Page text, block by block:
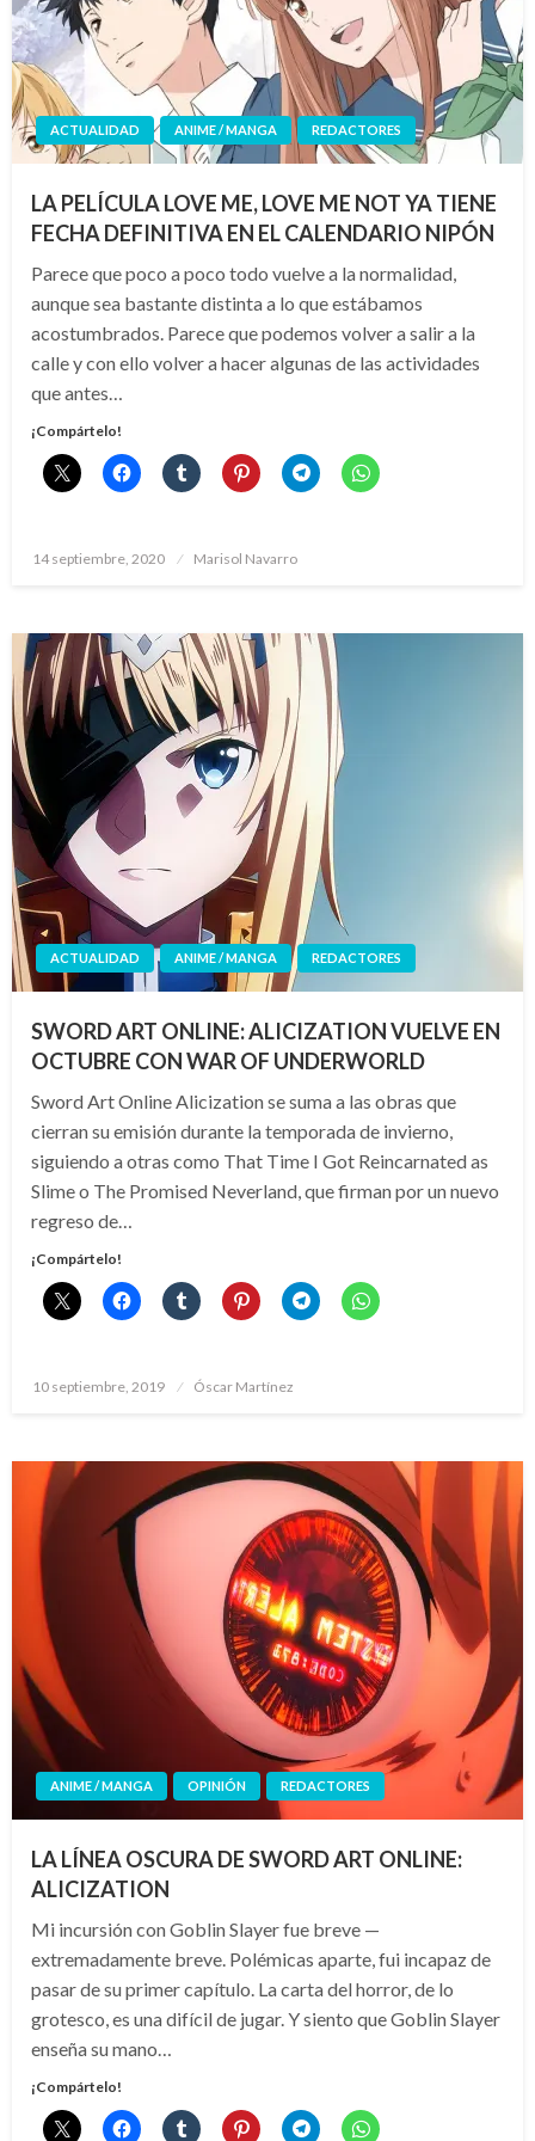
ACTUALIDAD ANIME / MANGA REDACTORES
LA PELÍCULA LOVE ME, LOVE ME NOT YA TIENE
FECHA DEFINITIVA EN EL CALENDARIO NIPÓN
Parece que poco a poco todo vuelve a la normalidad,
aunque sea bastante distinta a lo que estábamos
acostumbrados. Parece que podemos volver a salir a la
calle y con ello volver a hacer algunas de las actividades
que antes…
¡Compártelo!
Publicado
14 septiembre, 2020 Marisol Navarro
ACTUALIDAD ANIME / MANGA REDACTORES
SWORD ART ONLINE: ALICIZATION VUELVE EN
OCTUBRE CON WAR OF UNDERWORLD
Sword Art Online Alicization se suma a las obras que
cierran su emisión durante la temporada de invierno,
siguiendo a otras como That Time I Got Reincarnated as
Slime o The Promised Neverland, que firman por un nuevo
regreso de…
¡Compártelo!
Publicado
10 septiembre, 2019 Óscar Martínez
ANIME / MANGA OPINIÓN REDACTORES
LA LÍNEA OSCURA DE SWORD ART ONLINE:
ALICIZATION
Mi incursión con Goblin Slayer fue breve —
extremadamente breve. Polémicas aparte, fui incapaz de
pasar de su primer capítulo. La carta del horror, de lo
grotesco, es una difícil de jugar. Y siento que Goblin Slayer
enseña su mano…
¡Compártelo!